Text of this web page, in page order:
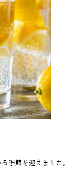
季節を迎えました。